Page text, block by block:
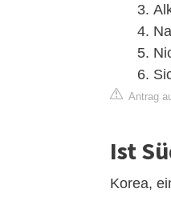
Antrag
Ist
Korea,